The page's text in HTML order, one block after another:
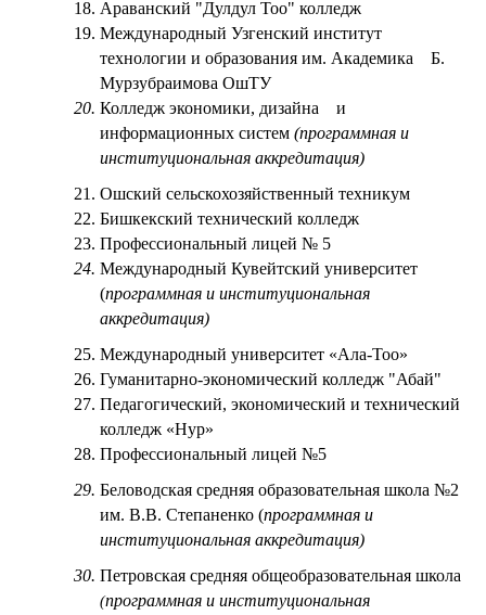
18. Араванский "Дулдул Тоо" колледж
19. Международный Узгенский институт
технологии и образования им. Академика Б.
Мурзубраимова ОшТУ
20. Колледж экономики, дизайна и
информационных систем (программная и
институциональная аккредитация)
21. Ошский сельскохозяйственный техникум
22. Бишкекский технический колледж
23. Профессиональный лицей № 5
24. Международный Кувейтский университет
(программная и институциональная
аккредитация)
25. Международный университет «Ала-Тоо»
26. Гуманитарно-экономический колледж "Абай"
27. Педагогический, экономический и технический
колледж «Нур»
28. Профессиональный лицей №5
29. Беловодская средняя образовательная школа №2
им. В.В. Степаненко (программная и
институциональная аккредитация)
30. Петровская средняя общеобразовательная школа
(программная и институциональная